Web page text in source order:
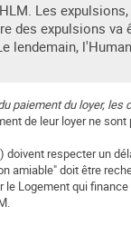
Les
des expulsions va
lendemain,
paiement du loyer,
de leur loyer ne
respecter un
amiable" doit être
Logement qui